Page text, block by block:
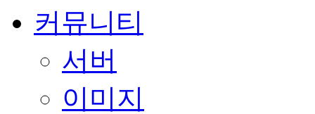
커뮤니티
서버
이미지